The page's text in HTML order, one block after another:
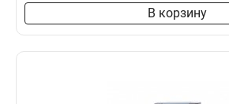
В корзину